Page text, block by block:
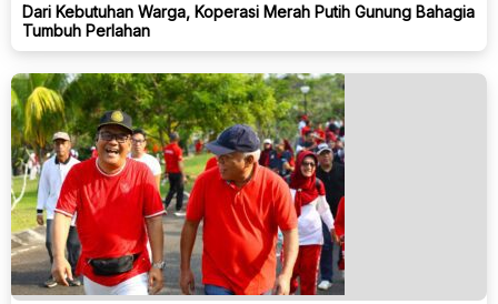
Dari Kebutuhan Warga, Koperasi Merah Putih Gunung Bahagia
Tumbuh Perlahan